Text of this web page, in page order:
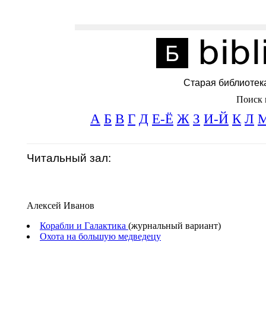
Старая
Поиск
А Б В Г Д Е-Ё Ж З И-Й К Л
Читальный зал:
Алексей Иванов
Корабли и Галактика (журнальный вариант)
Охота на большую медведецу